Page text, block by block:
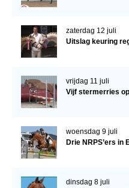
zaterdag 12 juli
Uitslag keuring
vrijdag 11 juli
Vijf stermerries
woensdag 9 juli
Drie NRPS’ers in
dinsdag 8 juli